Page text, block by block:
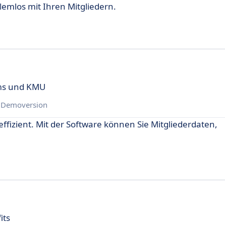
mit Ihren Mitgliedern.
und KMU
Mit der Software können Sie Mitgliederdaten,